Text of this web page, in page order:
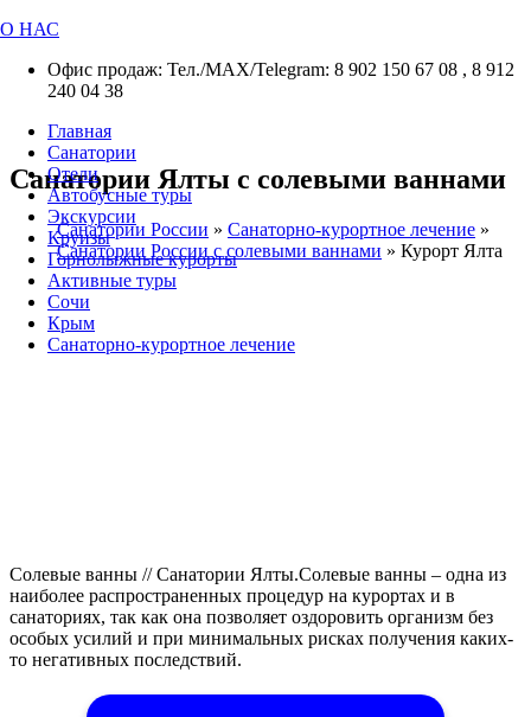
О НАС
Офис продаж: Тел./МАХ/Telegram: 8 902 150 67 08 , 8 912
240 04 38
Главная
Санатории
Отели
Автобусные туры
Экскурсии
Круизы
Горнолыжные курорты
Активные туры
Сочи
Крым
Санаторно-курортное лечение
Санатории Ялты с солевыми ваннами
Санатории России » Санаторно-курортное лечение »
Санатории России с солевыми ваннами » Курорт Ялта
Солевые ванны // Санатории Ялты.Солевые ванны – одна из
наиболее распространенных процедур на курортах и в
санаториях, так как она позволяет оздоровить организм без
особых усилий и при минимальных рисках получения каких-
то негативных последствий.